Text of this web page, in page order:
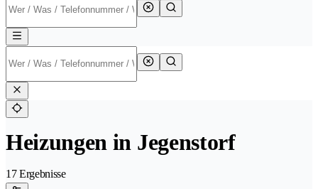
Heizungen in Jegenstorf
17 Ergebnisse